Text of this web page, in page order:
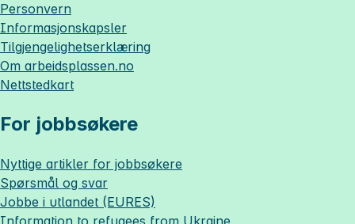
Personvern
Informasjonskapsler
Tilgjengelighetserklæring
Om arbeidsplassen.no
Nettstedkart
For jobbsøkere
Nyttige artikler for jobbsøkere
Spørsmål og svar
Jobbe i utlandet (EURES)